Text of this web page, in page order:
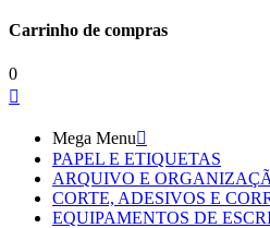
Carrinho de compras
0

Mega Menu
PAPEL E ETIQUETAS
ARQUIVO E
CORTE, ADESIVOS E
EQUIPAMENTOS DE